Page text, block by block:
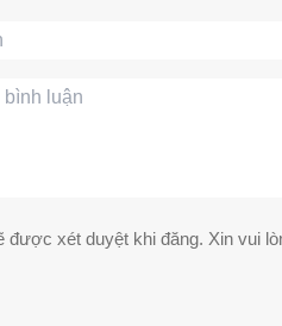
được xét duyệt khi đăng. Xin vui